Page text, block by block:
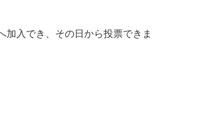
入でき、その日から投票できま